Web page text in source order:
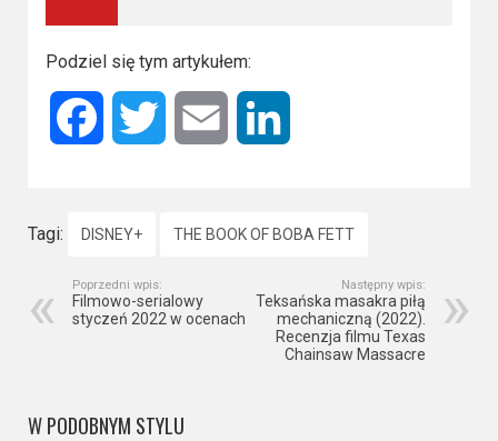
Podziel się tym artykułem:
Facebook Twitter Email
Tagi: DISNEY+ THE BOOK OF BOBA FETT
Poprzedni wpis:
Filmowo-serialowy
styczeń 2022 w ocenach
Następny wpis:
Teksańska masakra piłą
mechaniczną (2022).
Recenzja filmu Texas
Chainsaw Massacre
W PODOBNYM STYLU